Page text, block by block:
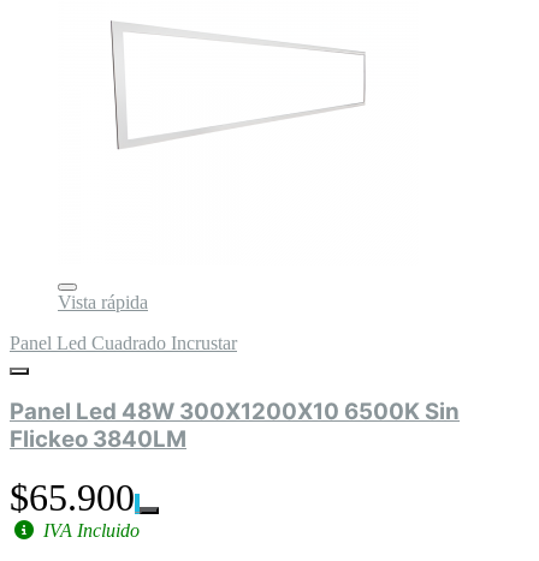
Vista rápida
Panel Led Cuadrado Incrustar
Panel Led 48W 300X1200X10 6500K Sin
Flickeo 3840LM
$65.900
IVA Incluido